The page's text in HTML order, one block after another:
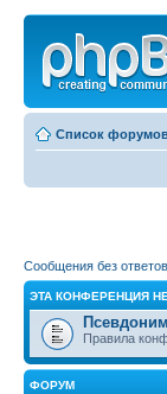
Список
Сообщения без ответов
ЭТА КОНФЕРЕНЦИЯ
Правила
ФОРУМ